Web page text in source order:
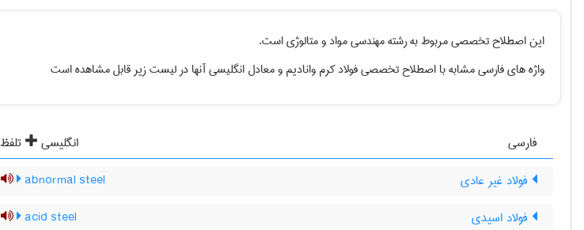
این اصطلاح تخصصی مربوط به رشتهمهندسی مواد و متالوژیاست.
واژه های فارسی مشابه با اصطلاح تخصصیفولاد کرم وانادیمو معادل انگلیسی آنها در لیست زیر قابل مشاهده است
فارسی انگلیسی
تلفظ
فولاد غیر عادی
abnormal steel
فولاد اسیدی acid steel